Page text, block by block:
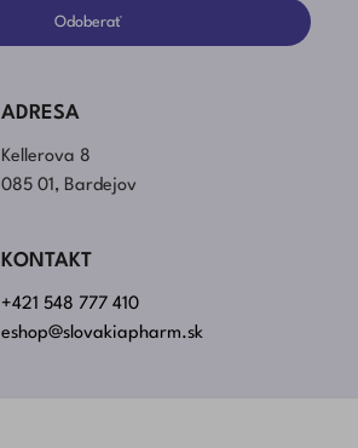
Odoberať
ADRESA
Kellerova 8
085 01, Bardejov
KONTAKT
+421 548 777 410
eshop@slovakiapharm.sk